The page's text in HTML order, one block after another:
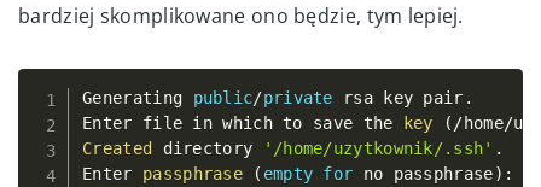
bardziej skomplikowane ono będzie, tym lepiej.
Generating public/private rsa key pair .
Enter file in which to save the
key ( /home/
Created
directory '/home/uzytkownik/.ssh' .
Enter passphrase ( empty for no passphrase) :